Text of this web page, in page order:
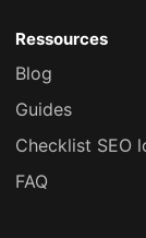
Ressources
Blog
Guides
Checklist SEO
FAQ